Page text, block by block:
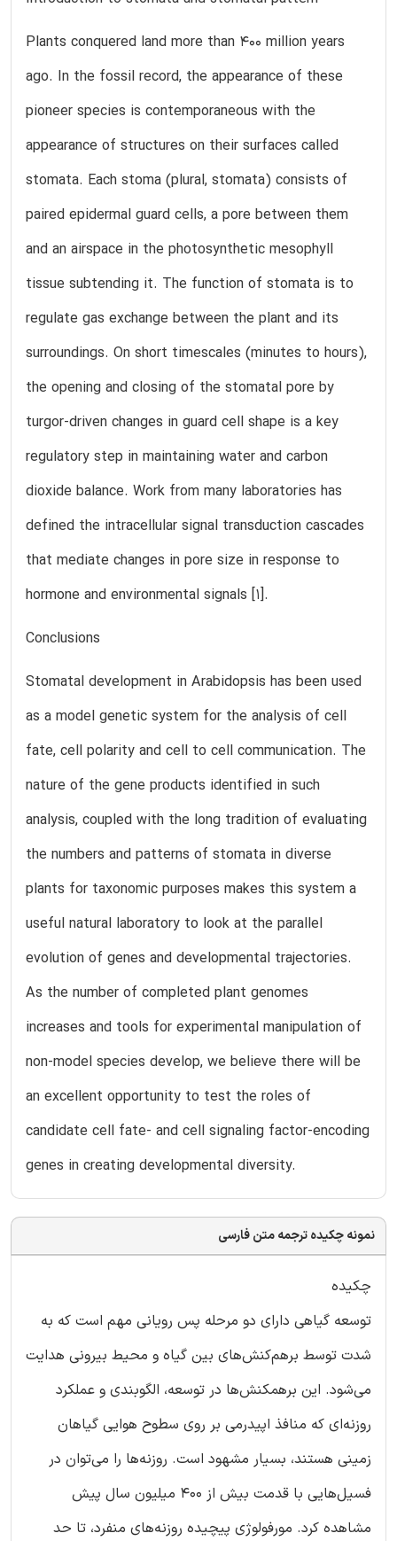
Plants conquered land more than 400 million years
ago. In the fossil record, the appearance of these
pioneer species is contemporaneous with the
appearance of structures on their surfaces called
stomata. Each stoma (plural, stomata) consists of
paired epidermal guard cells, a pore between them
and an airspace in the photosynthetic mesophyll
tissue subtending it. The function of stomata is to
regulate gas exchange between the plant and its
surroundings. On short timescales (minutes to hours),
the opening and closing of the stomatal pore by
turgor-driven changes in guard cell shape is a key
regulatory step in maintaining water and carbon
dioxide balance. Work from many laboratories has
defined the intracellular signal transduction cascades
that mediate changes in pore size in response to
hormone and environmental signals [1].
Conclusions
Stomatal development in Arabidopsis has been used
as a model genetic system for the analysis of cell
fate, cell polarity and cell to cell communication. The
nature of the gene products identified in such
analysis, coupled with the long tradition of evaluating
the numbers and patterns of stomata in diverse
plants for taxonomic purposes makes this system a
useful natural laboratory to look at the parallel
evolution of genes and developmental trajectories.
As the number of completed plant genomes
increases and tools for experimental manipulation of
non-model species develop, we believe there will be
an excellent opportunity to test the roles of
candidate cell fate- and cell signaling factor-encoding
genes in creating developmental diversity.
نمونه چکیده ترجمه متن فارسی
چکیده
توسعه گیاهی دارای دو مرحله پس رویانی مهم است که به
شدت توسط برهم‌کنش‌های بین گیاه و محیط بیرونی هدایت
می‌شود. این برهمکنش‌ها در توسعه، الگو‌بندی و عملکرد
روزنه‌ای که منافذ اپیدرمی بر روی سطوح هوایی گیاهان
زمینی هستند، بسیار مشهود است. روزنه‌‌ها را می‌توان در
فسیل‌‌هایی با قدمت بیش از 400 میلیون سال پیش
مشاهده کرد. مورفولوژی پیچیده روزنه‌های منفرد، تا حد